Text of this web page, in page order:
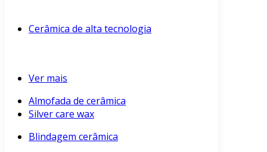
Cerâmica de alta tecnologia
Ver mais
Almofada de cerâmica
Silver care wax
Blindagem cerâmica